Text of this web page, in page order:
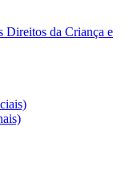
Direitos da Criança e